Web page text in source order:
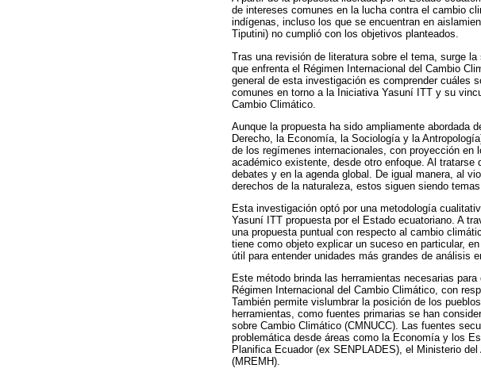
de intereses comunes en la lucha contra el cambio
indígenas, incluso los que se encuentran en
Tiputini) no cumplió con los objetivos planteados.
Tras una revisión de literatura sobre el tema, surge
que enfrenta el Régimen Internacional del Cambio
general de esta investigación es comprender cuáles
comunes en torno a la Iniciativa Yasuní ITT y su
Cambio Climático.
Aunque la propuesta ha sido ampliamente abordada
Derecho, la Economía, la Sociología y la
de los regímenes internacionales, con proyección
académico existente, desde otro enfoque. Al
debates y en la agenda global. De igual manera, al
derechos de la naturaleza, estos siguen siendo
Esta investigación optó por una metodología
Yasuní ITT propuesta por el Estado ecuatoriano. A
una propuesta puntual con respecto al cambio
tiene como objeto explicar un suceso en particular,
útil para entender unidades más grandes de análisis
Este método brinda las herramientas necesarias
Régimen Internacional del Cambio Climático, con
También permite vislumbrar la posición de los
herramientas, como fuentes primarias se han
sobre Cambio Climático (CMNUCC). Las fuentes
problemática desde áreas como la Economía y los
Planifica Ecuador (ex SENPLADES), el Ministerio
(MREMH).